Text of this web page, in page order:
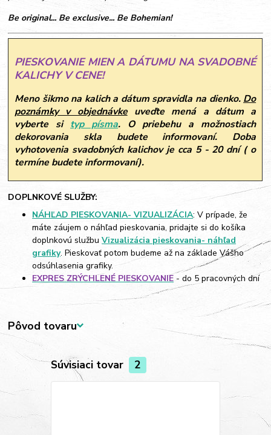
Be original... Be exclusive... Be Bohemian!
PIESKOVANIE MIEN A DÁTUMU NA SVADOBNÉ
KALICHY V CENE!
Meno šikmo na kalich a dátum spravidla na dienko. Do
poznámky v objednávkeuveďte mená a dátum a
vyberte si typ písma. O priebehu a možnostiach
dekorovania skla budete informovaní. Doba
vyhotovenia svadobných kalichov je cca 5 - 20 dní ( o
termíne budete informovaní).
DOPLNKOVÉ SLUŽBY:
NÁHĽAD PIESKOVANIA- VIZUALIZÁCIA: V prípade, že
máte záujem o náhľad pieskovania, pridajte si do košíka
doplnkovú službuVizualizácia pieskovania- náhľad
grafiky. Pieskovať potom budeme až na základe Vášho
odsúhlasenia grafiky.
EXPRES ZRÝCHLENÉ PIESKOVANIE - do 5 pracovných dní
Pôvod tovaru
Súvisiaci tovar 2